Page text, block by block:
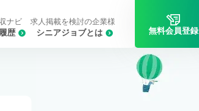
シニアジョブとは
歴
ナビ 求人掲載を検討の企業様
無料会員登録